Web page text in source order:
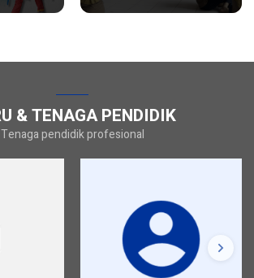
& TENAGA PENDIDIK
Tenaga pendidik profesional